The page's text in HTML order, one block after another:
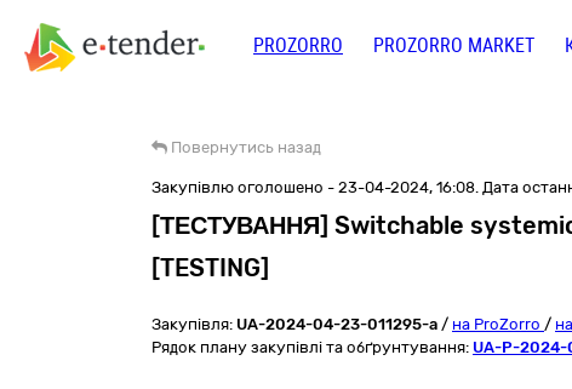
PROZORRO PROZORRO MARKET
Повернутись назад
Закупівлю оголошено - 23-04-2024, 16:08. Дата
[ТЕСТУВАННЯ] Switchable
[TESTING]
Закупівля: UA-2024-04-23-011295-a / на ProZorro /
Рядок плану закупівлі та обґрунтування: UA-P-2024-